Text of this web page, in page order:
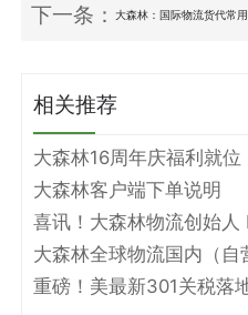
下一条：大森林：国际物流货代常
相关推荐
大森林16周年庆福利就位
大森林客户端下单说明
大森林全球物流国内（自
重磅！美最新301关税落